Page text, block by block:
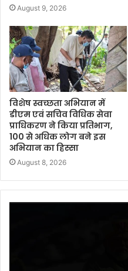
August 9, 2026
विशेष स्वच्छता अभियान में
डीएम एवं सचिव विधिक सेवा
प्राधिकरण ने किया प्रतिभाग,
100 से अधिक लोग बने इस
अभियान का हिस्सा
August 8, 2026